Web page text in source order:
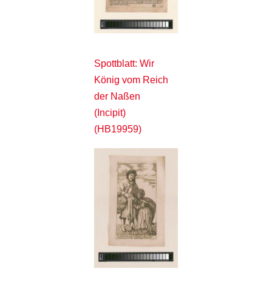
Spottblatt: Wir
König vom Reich
der Naßen
(Incipit)
(HB19959)